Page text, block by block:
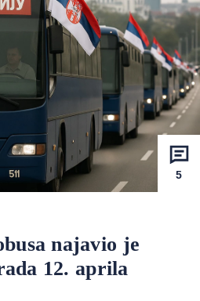
5
najavio je
12. aprila